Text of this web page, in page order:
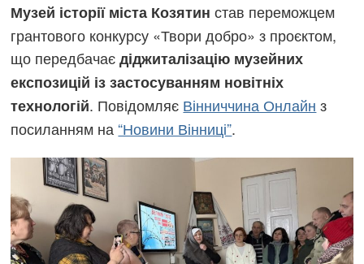
Музей історії міста Козятин став переможцем
грантового конкурсу «Твори добро» з проєктом,
що передбачаєдіджиталізацію музейних
експозицій із застосуванням новітніх
технологій. Повідомляє Вінниччина Онлайн з
посиланням на“Новини Вінниці”.